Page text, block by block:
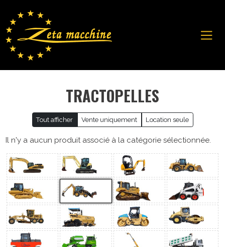
TRACTOPELLES
Tout afficher Vente uniquement Location seule
Il n'y a aucun produit associé à la catégorie sélectionnée.